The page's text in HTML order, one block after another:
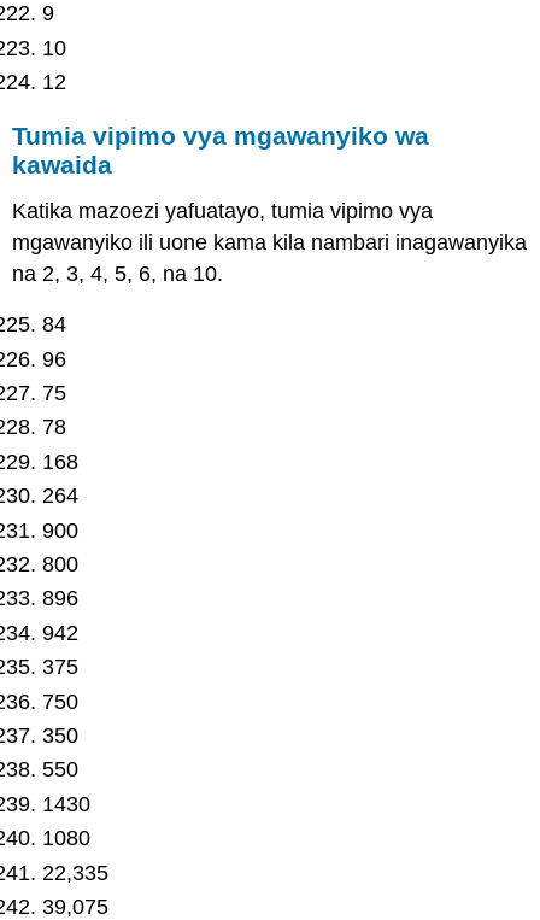
9
10
12
Tumia vipimo vya mgawanyiko wa
kawaida
Katika mazoezi yafuatayo, tumia vipimo vya
mgawanyiko ili uone kama kila nambari inagawanyika
na 2, 3, 4, 5, 6, na 10.
84
96
75
78
168
264
900
800
896
942
375
750
350
550
1430
1080
22,335
39,075